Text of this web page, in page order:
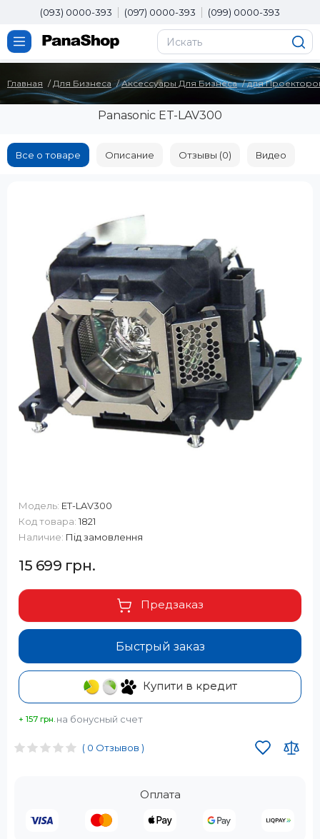
(093) 0000-393 (097) 0000-393 (099) 0000-393
Главная Для Бизнеса Аксессуары Для Бизнеса для
Panasonic ET-LAV300
Все о товаре Описание Отзывы (0) Видео
( 0 Отзывов )
Оплата
Модель: ET-LAV300
Код товара: 1821
Наличие: Під замовлення
15 699 грн.
Быстрый заказ
Предзаказ
Купити в кредит
+ 157 грн. на бонусный счет